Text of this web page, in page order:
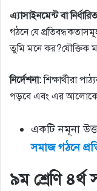
এ্যাসাইনমেন্ট বা
গঠনে যে
তুমি মনে কর?যৌক্তিক
নির্দেশনা:শিক্ষার্থীরা
পড়বে এবং এর আলােকে
একটি নমূনা
সমাজ গঠনে
৯ম শ্রেণি ৪র্থ